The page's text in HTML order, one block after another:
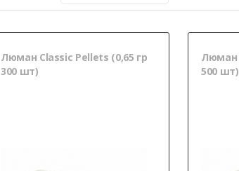
Люман Classic Pellets (0,65 гр
300 шт)
Люман
500 шт)